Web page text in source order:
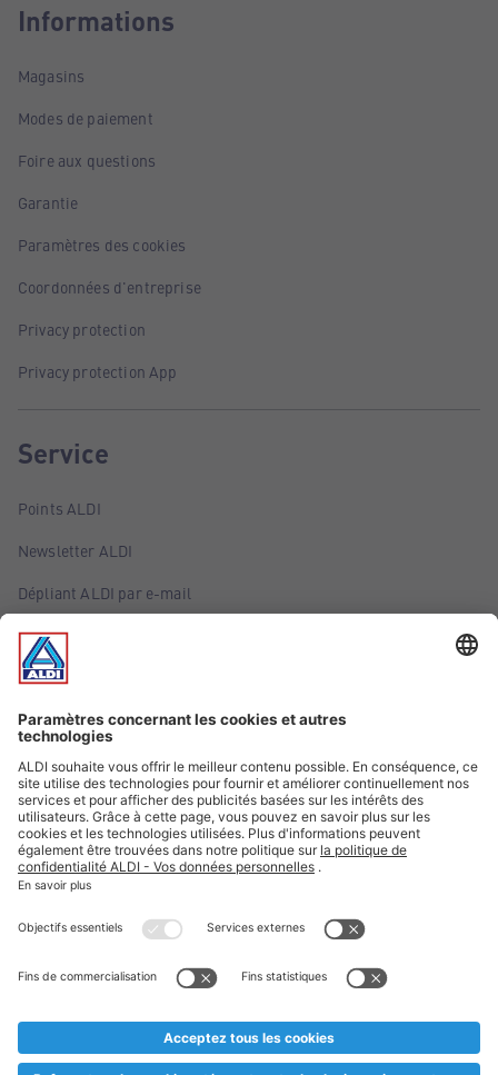
Informations
Magasins
Modes de paiement
Foire aux questions
Garantie
Paramètres des cookies
Coordonnées d'entreprise
Privacy protection
Privacy protection App
Service
Points ALDI
Newsletter ALDI
Dépliant ALDI par e-mail
Offres
Infos essentielles
Suivez ALDI Belgique
Textes marqués d'un astérisque et mentions légales
* Nous vendons ces articles temporairement et jusqu'à
au cas où, malgré le planning bien étudié, nous serions
prématurément en rupture de stock. Prix Recupel et TVA incl.
** Sur ce site, l’utilisation de la forme masculine a été adoptée